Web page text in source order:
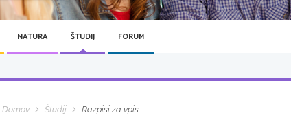
MATURA ŠTUDIJ FORUM
Domov Študij Razpisi za vpis